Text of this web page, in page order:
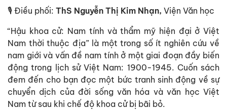
🎙️ Điều phối: ThS Nguyễn Thị Kim Nhạn, Viện Văn học
“Hậu khoa cử: Nam tính và thẩm mỹ hiện đại ở Việt
Nam thời thuộc địa” là một trong số ít nghiên cứu về
nam giới và vấn đề nam tính ở một giai đoạn đầy biến
động trong lịch sử Việt Nam: 1900-1945. Cuốn sách
đem đến cho bạn đọc một bức tranh sinh động về sự
chuyển dịch của đời sống văn hóa và văn học Việt
Nam từ sau khi chế độ khoa cử bị bãi bỏ.